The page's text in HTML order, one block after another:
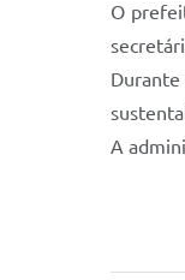
O
A